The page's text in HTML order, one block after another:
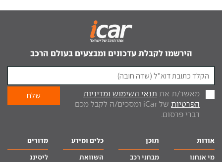
הירשמו לקבלת עדכונים ומבצעים בעולם הרכב
מאשר/ת את תנאי השימוש ומדיניות
הפרטיות
של iCar ומסכים/ה לקבל מכם
דברי פרסום.
אודות
מי אנחנו
תוכן
מבחני רכב
כלים ומידע
השוואת
מדורים
ליסינג